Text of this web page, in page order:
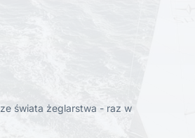
świata żeglarstwa - raz w